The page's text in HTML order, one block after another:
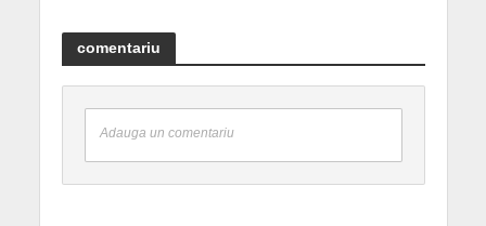
comentariu
Adauga un comentariu